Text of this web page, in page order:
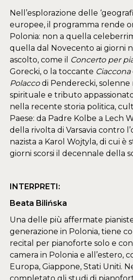
Nell’esplorazione delle
europee, il programma rende
Polonia: non a quella
quella dal Novecento ai giorni
ascolto, come il
Concerto per
Gorecki, o la toccante Ciaccona
Polaccodi Penderecki,
spirituale e tributo
nella recente storia politica,
Paese: da Padre Kolbe a Lech
della rivolta di Varsavia contro
nazista a Karol Wojtyla, di cui è
giorni scorsi il decennale della
INTERPRETI:
Beata Bilińska
Una delle più affermate
generazione in Polonia, tiene
recital per pianoforte solo e
camera in Polonia e all’estero,
Europa, Giappone, Stati Uniti.
completato gli studi di